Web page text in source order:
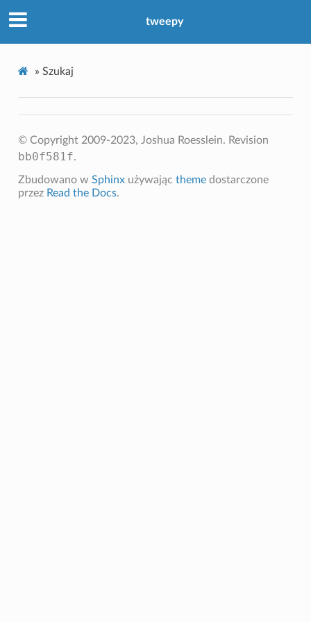
tweepy
» Szukaj
© Copyright 2009-2023, Joshua Roesslein. Revision
bb0f581f.
Zbudowano w Sphinxużywając themedostarczone
przez Read the Docs.